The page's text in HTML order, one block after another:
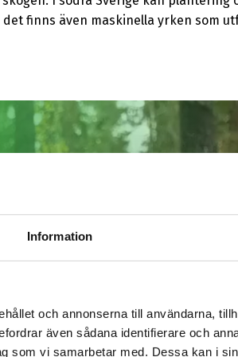
Information
och annonserna till användarna,
även sådana identifierare och
som vi samarbetar med. Dessa kan i
finns även maskinella yrken som